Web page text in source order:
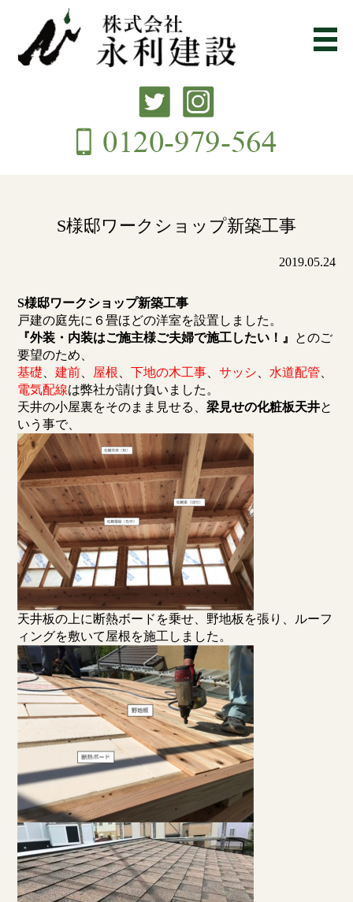
S様邸ワークショップ新築工事
2019.05.24
S様邸ワークショップ新築工事
戸建の庭先に６畳ほどの洋室を設置しました。
『外装・内装はご施主様ご夫婦で施工したい！』 とのご
要望のため、
基礎 、建前 屋根 、下地の木工事 、サッシ 水道配管
電気配線は弊社が請け負いました。
天井の小屋裏をそのまま見せる、梁見せの化粧板天井と
いう事で、
天井板の上に断熱ボードを乗せ、野地板を張り、ルーフ
ィングを敷いて屋根を施工しました。